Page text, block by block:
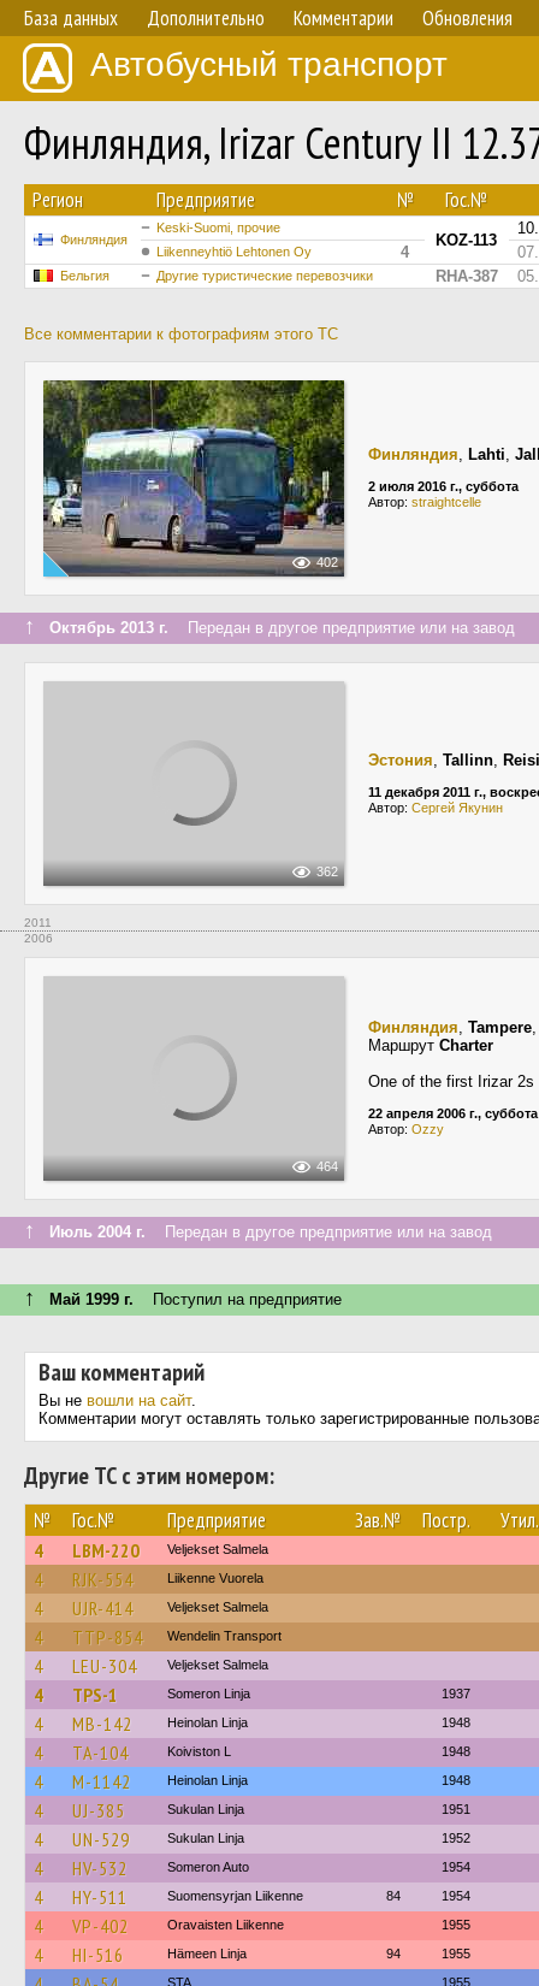
База данных Дополнительно Комментарии Обновления
Автобусный транспорт
Финляндия, Irizar Century II
Регион Предприятие № Гос.№
Финляндия
Keski-Suomi, прочие
KOZ-113
Liikenneyhtiö Lehtonen Oy 4
Бельгия Другие туристические перевозчики RHA-387
Все комментарии к фотографиям этого ТС
402
Финляндия, Lahti,
2 июля 2016 г., суббота
Автор: straightcelle
↑ Октябрь 2013 г. Передан в другое предприятие или на завод
362
Эстония, Tallinn,
11 декабря 2011 г.,
Автор: Сергей Якунин
2011
2006
464
Финляндия, Tampere
Маршрут Charter
One of the first Irizar 2s
22 апреля 2006 г., суббота
Автор: Ozzy
↑ Июль 2004 г. Передан в другое предприятие или на завод
↑ Май 1999 г. Поступил на предприятие
Ваш комментарий
Вы не вошли на сайт.
Комментарии могут оставлять только зарегистрированные
Другие ТС с этим номером:
№ Гос.№ Предприятие Зав.№ Постр. Утил.
4 LBM-220 Veljekset Salmela
4 RJK-554 Liikenne Vuorela
4 UJR-414 Veljekset Salmela
4 TTP-854 Wendelin Transport
4 LEU-304 Veljekset Salmela
4 TPS-1 Someron Linja 1937
4 MB-142 Heinolan Linja 1948
4 TA-104 Koiviston L 1948
4 M-1142 Heinolan Linja 1948
4 UJ-385 Sukulan Linja 1951
4 UN-529 Sukulan Linja 1952
4 HV-532 Someron Auto 1954
4 HY-511 Suomensyrjan Liikenne 84 1954
4 VP-402 Oravaisten Liikenne 1955
4 HI-516 Hämeen Linja 94 1955
STA 1955